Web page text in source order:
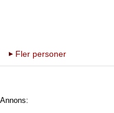
Fler personer
Annons: